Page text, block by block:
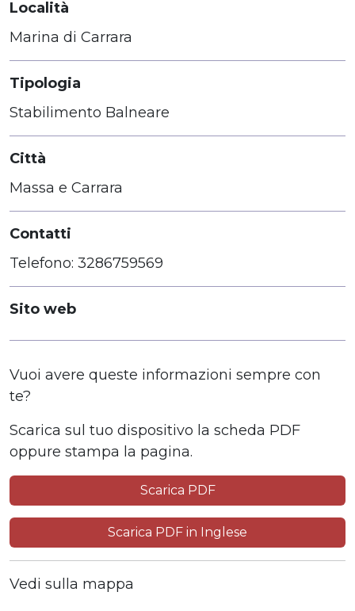
Località
Marina di Carrara
Tipologia
Stabilimento Balneare
Città
Massa e Carrara
Contatti
Telefono: 3286759569
Sito web
Vuoi avere queste informazioni sempre con
te?
Scarica sul tuo dispositivo la scheda PDF
oppure stampa la pagina.
Scarica PDF
Scarica PDF in Inglese
Vedi sulla mappa